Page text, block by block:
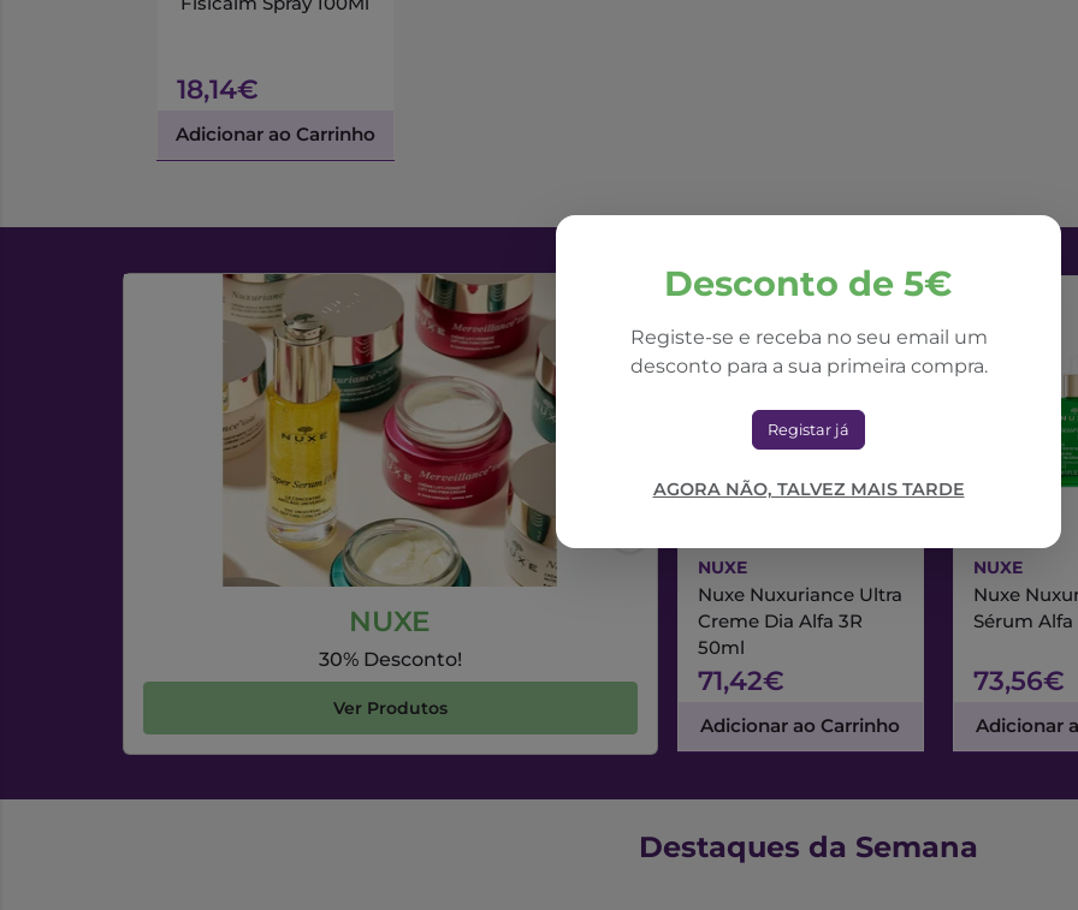
Desconto de 5€
Registe-se e receba no seu email um
desconto para a sua primeira compra.
Registar já
AGORA NÃO, TALVEZ MAIS TARDE
18,14€
Adicionar ao Carrinho
NUXE
30% Desconto!
Ver Produtos
NUXE
Nuxe Nuxuriance Ultra
Creme Dia Alfa 3R
50ml
71,42€
Adicionar ao Carrinho
NUXE
Nuxe
Sérum
73,56€
Adicionar
Destaques da Semana